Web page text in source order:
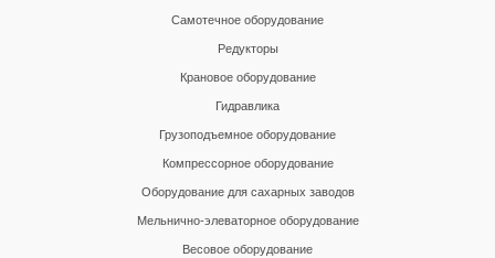
Самотечное оборудование
Редукторы
Крановое оборудование
Гидравлика
Грузоподъемное оборудование
Компрессорное оборудование
Оборудование для сахарных заводов
Мельнично-элеваторное оборудование
Весовое оборудование